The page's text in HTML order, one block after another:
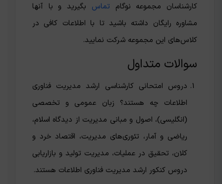
کارشناسان مجموعه نوگام تماس بگیرید و با آنها
مشاوره رایگان داشته باشید تا با اطلاعات کافی در
کلاس‌های این مجموعه شرکت نمایید.
سوالات متداول
دروس امتحانی کارشناسی ارشد مدیریت فناوری
اطلاعات چه هستند؟ زبان عمومی و تخصصی
(انگلیسی)، اصول و مبانی مدیریت از دیدگاه اسلام،
ریاضی و آمار، تئوری‌های مدیریت، اقتصاد خرد و
کلان، تحقیق در عملیات، مدیریت تولید و بازاریابی
دروس کنکور ارشد مدیریت فناوری اطلاعات هستند.